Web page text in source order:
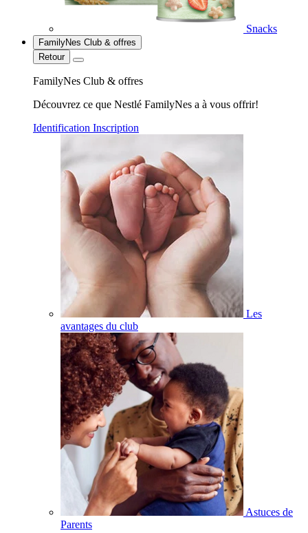
Snacks
FamilyNes Club & offres
Retour
FamilyNes Club & offres
Découvrez ce que Nestlé FamilyNes a à vous offrir!
Identification Inscription
Les
avantages du club
Astuces de
Parents